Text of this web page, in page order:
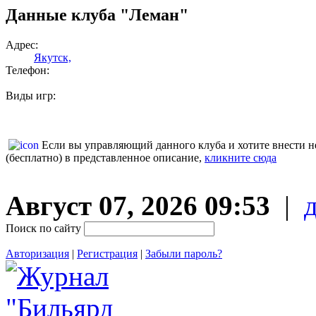
Данные клуба "Леман"
Адрес:
Якутск,
Телефон:
Виды игр:
Если вы управляющий данного клуба и хотите внести
(бесплатно) в представленное описание, кликните сюда
Август 07, 2026 09:53 |
Поиск по сайту
Авторизация | Регистрация | Забыли пароль?